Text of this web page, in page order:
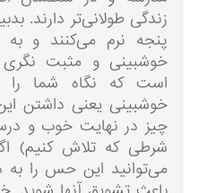
زندگی طولانی‌تر دارند.
پنجه نرم می‌کنند و
خوشبینی و مثبت
است که نگاه شما را
خوشبینی یعنی داشتن
چیز در نهایت خوب و
شرطی که تلاش کنیم)
می‌توانید این حس را به